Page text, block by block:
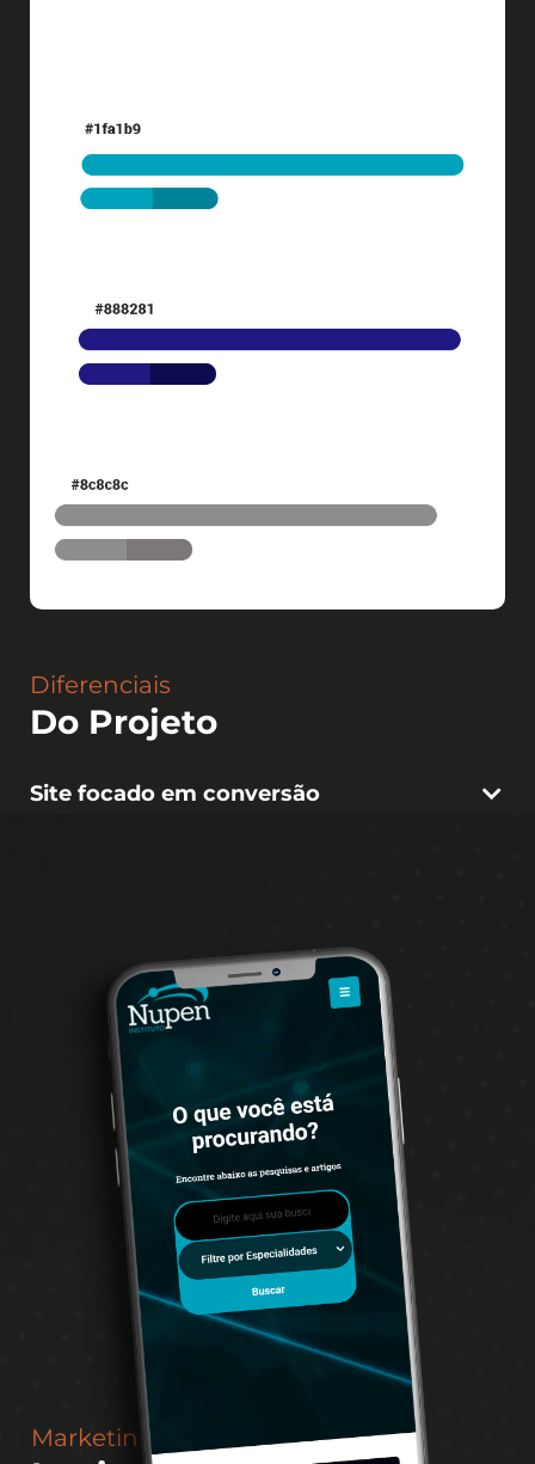
Marketing Digital do
Diferenciais
Do Projeto
Site focado em conversão